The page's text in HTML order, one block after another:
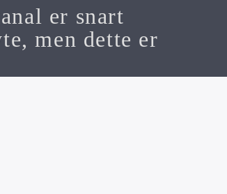
er snart
men dette er